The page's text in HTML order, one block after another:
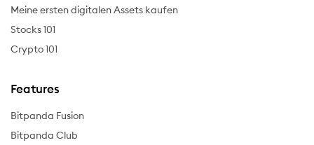
Meine ersten digitalen Assets kaufen
Stocks 101
Crypto 101
Features
Bitpanda Fusion
Bitpanda Club